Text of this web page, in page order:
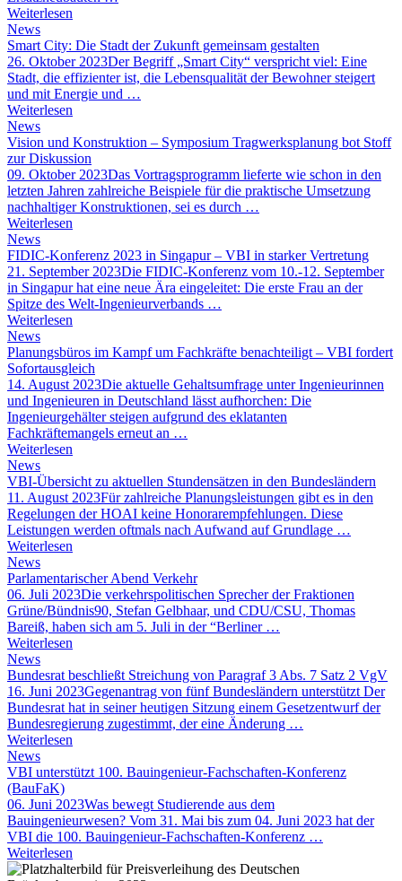
Weiterlesen
News
Smart City: Die Stadt der Zukunft gemeinsam gestalten
26. Oktober 2023Der Begriff „Smart City“ verspricht viel: Eine
Stadt, die effizienter ist, die Lebensqualität der Bewohner steigert
und mit Energie und …
Weiterlesen
News
Vision und Konstruktion – Symposium Tragwerksplanung bot Stoff
zur Diskussion
09. Oktober 2023Das Vortragsprogramm lieferte wie schon in den
letzten Jahren zahlreiche Beispiele für die praktische Umsetzung
nachhaltiger Konstruktionen, sei es durch …
Weiterlesen
News
FIDIC-Konferenz 2023 in Singapur – VBI in starker Vertretung
21. September 2023Die FIDIC-Konferenz vom 10.-12. September
in Singapur hat eine neue Ära eingeleitet: Die erste Frau an der
Spitze des Welt-Ingenieurverbands …
Weiterlesen
News
Planungsbüros im Kampf um Fachkräfte benachteiligt – VBI fordert
Sofortausgleich
14. August 2023Die aktuelle Gehaltsumfrage unter Ingenieurinnen
und Ingenieuren in Deutschland lässt aufhorchen: Die
Ingenieurgehälter steigen aufgrund des eklatanten
Fachkräftemangels erneut an …
Weiterlesen
News
VBI-Übersicht zu aktuellen Stundensätzen in den Bundesländern
11. August 2023Für zahlreiche Planungsleistungen gibt es in den
Regelungen der HOAI keine Honorarempfehlungen. Diese
Leistungen werden oftmals nach Aufwand auf Grundlage …
Weiterlesen
News
Parlamentarischer Abend Verkehr
06. Juli 2023Die verkehrspolitischen Sprecher der Fraktionen
Grüne/Bündnis90, Stefan Gelbhaar, und CDU/CSU, Thomas
Bareiß, haben sich am 5. Juli in der “Berliner …
Weiterlesen
News
Bundesrat beschließt Streichung von Paragraf 3 Abs. 7 Satz 2 VgV
16. Juni 2023Gegenantrag von fünf Bundesländern unterstützt Der
Bundesrat hat in seiner heutigen Sitzung einem Gesetzentwurf der
Bundesregierung zugestimmt, der eine Änderung …
Weiterlesen
News
VBI unterstützt 100. Bauingenieur-Fachschaften-Konferenz
(BauFaK)
06. Juni 2023Was bewegt Studierende aus dem
Bauingenieurwesen? Vom 31. Mai bis zum 04. Juni 2023 hat der
VBI die 100. Bauingenieur-Fachschaften-Konferenz …
Weiterlesen